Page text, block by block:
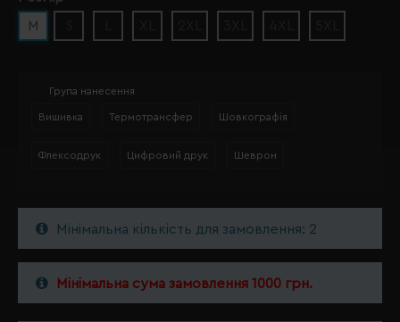
M
Група нанесення
Вишивка Термотрансфер Шовкографія
Флексодрук Цифровий друк Шеврон
Мінімальна кількість для замовлення: 2
Мінімальна сума замовлення 1000 грн.